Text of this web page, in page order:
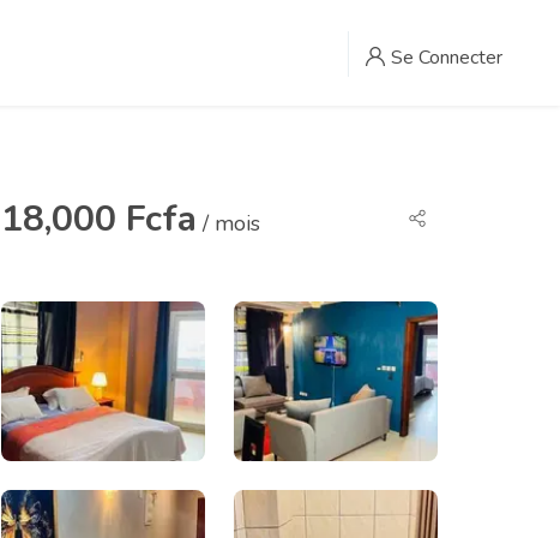
Se Connecter
18,000 Fcfa / mois